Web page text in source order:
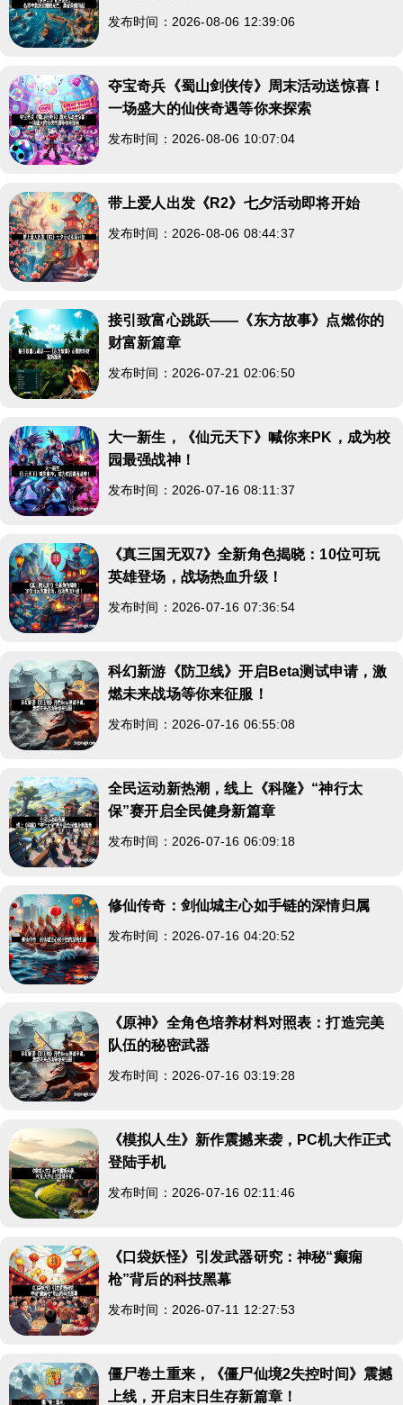
发布时间：2026-08-06 12:39:06
夺宝奇兵《蜀山剑侠传》周末活动送惊喜！
一场盛大的仙侠奇遇等你来探索
发布时间：2026-08-06 10:07:04
带上爱人出发《R2》七夕活动即将开始
发布时间：2026-08-06 08:44:37
接引致富心跳跃——《东方故事》点燃你的
财富新篇章
发布时间：2026-07-21 02:06:50
大一新生，《仙元天下》喊你来PK，成为校
园最强战神！
发布时间：2026-07-16 08:11:37
《真三国无双7》全新角色揭晓：10位可玩
英雄登场，战场热血升级！
发布时间：2026-07-16 07:36:54
科幻新游《防卫线》开启Beta测试申请，激
燃未来战场等你来征服！
发布时间：2026-07-16 06:55:08
全民运动新热潮，线上《科隆》“神行太
保”赛开启全民健身新篇章
发布时间：2026-07-16 06:09:18
修仙传奇：剑仙城主心如手链的深情归属
发布时间：2026-07-16 04:20:52
《原神》全角色培养材料对照表：打造完美
队伍的秘密武器
发布时间：2026-07-16 03:19:28
《模拟人生》新作震撼来袭，PC机大作正式
登陆手机
发布时间：2026-07-16 02:11:46
《口袋妖怪》引发武器研究：神秘“癫痫
枪”背后的科技黑幕
发布时间：2026-07-11 12:27:53
僵尸卷土重来，《僵尸仙境2失控时间》震撼
上线，开启末日生存新篇章！